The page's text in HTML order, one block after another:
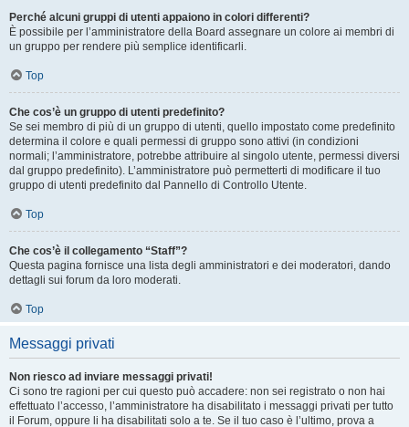
Perché alcuni gruppi di utenti appaiono in colori differenti?
È possibile per l’amministratore della Board assegnare un colore ai membri di
un gruppo per rendere più semplice identificarli.
Top
Che cos’è un gruppo di utenti predefinito?
Se sei membro di più di un gruppo di utenti, quello impostato come predefinito
determina il colore e quali permessi di gruppo sono attivi (in condizioni
normali; l’amministratore, potrebbe attribuire al singolo utente, permessi diversi
dal gruppo predefinito). L’amministratore può permetterti di modificare il tuo
gruppo di utenti predefinito dal Pannello di Controllo Utente.
Top
Che cos’è il collegamento “Staff”?
Questa pagina fornisce una lista degli amministratori e dei moderatori, dando
dettagli sui forum da loro moderati.
Top
Messaggi privati
Non riesco ad inviare messaggi privati!
Ci sono tre ragioni per cui questo può accadere: non sei registrato o non hai
effettuato l’accesso, l’amministratore ha disabilitato i messaggi privati per tutto
il Forum, oppure li ha disabilitati solo a te. Se il tuo caso è l’ultimo, prova a